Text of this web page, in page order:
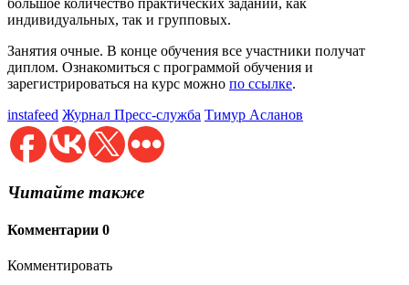
индивидуальных, так и групповых.
Занятия очные. В конце обучения все участники получат
диплом. Ознакомиться с программой обучения и
зарегистрироваться на курс можно по ссылке.
instafeed Журнал Пресс-служба Тимур Асланов
Читайте также
Комментарии 0
Комментировать